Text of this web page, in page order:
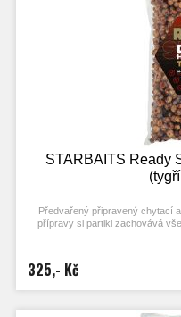
STARBAITS Ready
Předvařený připravený chytací
přípravy si partikl zachovává
připravuje individuální
Nerozpouští PVA! Typ partiklu:
325,- Kč